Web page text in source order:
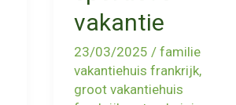
vakantie
23/03/2025 / familie
vakantiehuis frankrijk,
groot vakantiehuis